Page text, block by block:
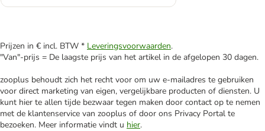
Prijzen in € incl. BTW * Leveringsvoorwaarden.
"Van"-prijs = De laagste prijs van het artikel in de afgelopen 30 dagen.
zooplus behoudt zich het recht voor om uw e-mailadres te gebruiken
voor direct marketing van eigen, vergelijkbare producten of diensten. U
kunt hier te allen tijde bezwaar tegen maken door contact op te nemen
met de klantenservice van zooplus of door ons Privacy Portal te
bezoeken. Meer informatie vindt u hier.